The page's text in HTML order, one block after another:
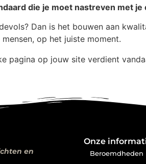
die je moet nastreven met
Dan is het bouwen aan
op het juiste moment.
pagina op jouw site verdient
en
Onze
Beroemdheden